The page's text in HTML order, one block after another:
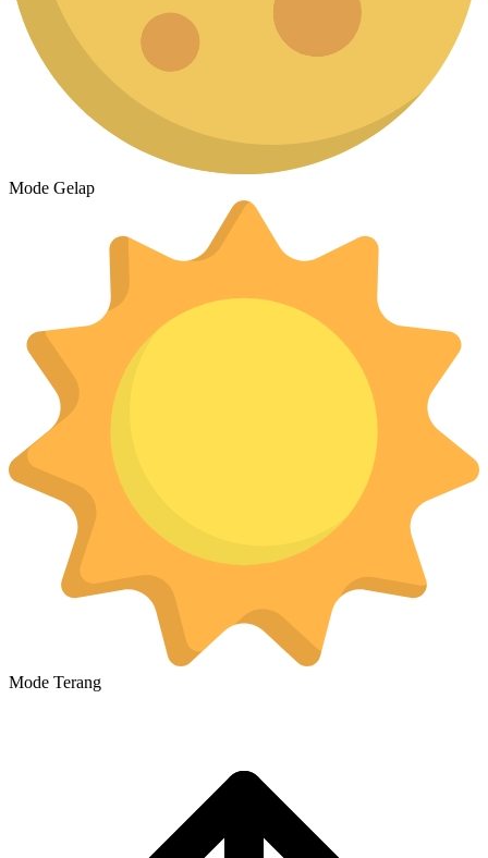
Mode Gelap
Mode Terang